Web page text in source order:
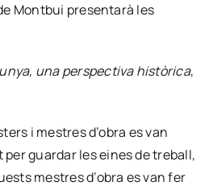
Montbui presentarà les
una perspectiva històrica,
i mestres d’obra es van
guardar les eines de treball,
mestres d’obra es van fer